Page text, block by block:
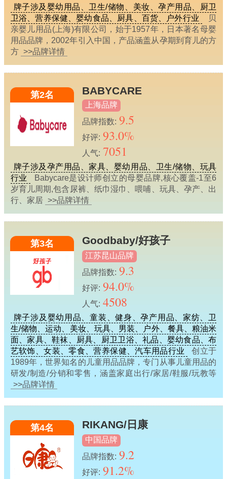
牌子涉及婴幼用品、卫生/储物、美妆、孕产用品、厨卫
卫浴、营养保健、婴幼食品、厨具、百货、户外行业
贝
亲婴儿用品(上海)有限公司，始于1957年，日本著名母婴
用品品牌，2002年引入中国，产品涵盖从孕期到育儿的方
方 >>品牌详情
第2名 BABYCARE
上海品牌
品牌指数: 9.5
好评: 93.0%
人气: 7051
牌子涉及孕产用品、家具、婴幼用品、卫生/储物、玩具
行业
Babycare是设计师创立的母婴品牌,核心覆盖-1至6
岁育儿周期,包含尿裤、纸巾湿巾、喂哺、玩具、孕产、出
行、家居 >>品牌详情
第3名 Goodbaby/好孩子
江苏昆山品牌
品牌指数: 9.3
好评: 94.0%
人气: 4508
牌子涉及婴幼用品、童装、健身、孕产用品、家纺、卫
生/储物、运动、美妆、玩具、男装、户外、餐具、粮油米
面、家具、鞋袜、厨具、厨卫卫浴、礼品、婴幼食品、布
艺软饰、女装、零食、营养保健、汽车用品行业
创立于
1989年，世界知名的儿童用品品牌，专门从事儿童用品的
研发/制造/分销和零售，涵盖家庭出行/家居/鞋服/玩教等
>>品牌详情
第4名 RIKANG/日康
中国品牌
品牌指数: 9.2
好评: 91.2%